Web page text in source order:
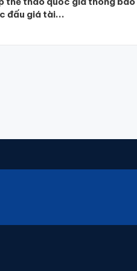
đấu giá tài...